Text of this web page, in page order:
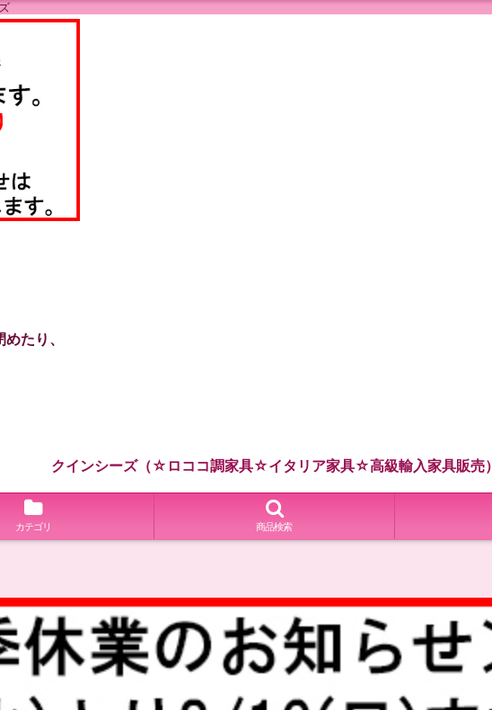
たり、
クインシーズ（☆ロココ調家具☆イタリア家具☆高級輸入家具販売）
カテゴリ 商品検索